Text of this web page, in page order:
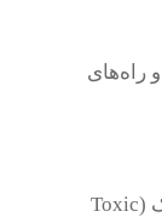
راه‌های
رابطه سمی یا رابطه تاکسیک (Toxic